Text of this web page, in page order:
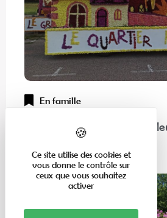
En famille
“Chez nos voisins” : Corso
Lire la suite
Ce site utilise des cookies et
vous donne le contrôle sur
ceux que vous souhaitez
activer